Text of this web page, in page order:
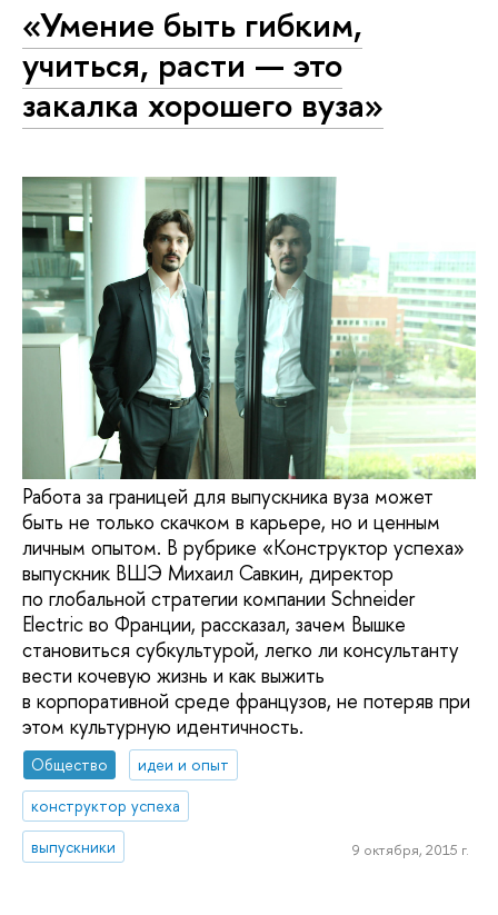
«Умение быть гибким,
учиться, расти — это
закалка хорошего вуза»
Работа за границей для выпускника вуза может
быть не только скачком в карьере, но и ценным
личным опытом. В рубрике «Конструктор успеха»
выпускник ВШЭ Михаил Савкин, директор
по глобальной стратегии компании Schneider
Еlectric во Франции, рассказал, зачем Вышке
становиться субкультурой, легко ли консультанту
вести кочевую жизнь и как выжить
в корпоративной среде французов, не потеряв при
этом культурную идентичность.
Общество
идеи и опыт
конструктор успеха
выпускники
9 октября, 2015 г.